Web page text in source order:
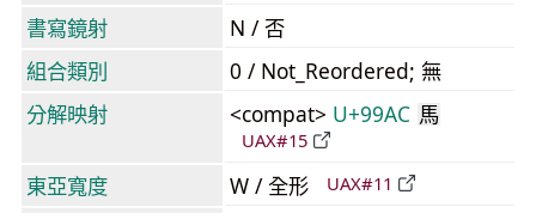
書寫鏡射
N / 否
組合類別
0 / Not_Reordered; 無
分解映射
<compat> U+99AC 馬
UAX#15
東亞寬度 W / 全形 UAX#11